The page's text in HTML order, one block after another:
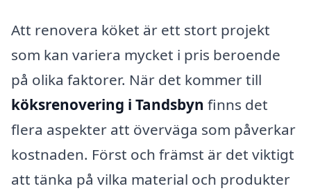
Att renovera köket är ett stort projekt
som kan variera mycket i pris beroende
på olika faktorer. När det kommer till
köksrenovering i Tandsbyn finns det
flera aspekter att överväga som påverkar
kostnaden. Först och främst är det viktigt
att tänka på vilka material och produkter